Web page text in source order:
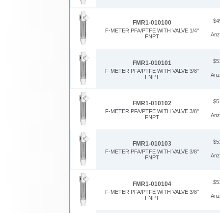
FMR1-010100
F-METER PFA/PTFE WITH VALVE 1/4"
FNPT
FMR1-010101
F-METER PFA/PTFE WITH VALVE 3/8"
FNPT
FMR1-010102
F-METER PFA/PTFE WITH VALVE 3/8"
FNPT
FMR1-010103
F-METER PFA/PTFE WITH VALVE 3/8"
FNPT
FMR1-010104
F-METER PFA/PTFE WITH VALVE 3/8"
FNPT